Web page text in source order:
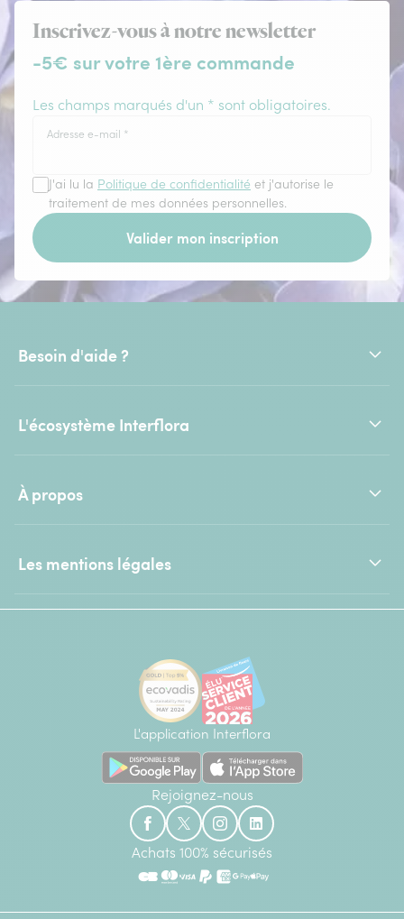
Inscrivez-vous à notre newsletter
-5€ sur votre 1ère commande
Les champs marqués d'un * sont obligatoires.
Adresse e-mail *
J'ai lu la Politique de confidentialité et j'autorise le
traitement de mes données personnelles.
Valider mon inscription
Besoin d'aide ?
L'écosystème Interflora
À propos
Les mentions légales
L'application Interflora
Rejoignez-nous
Achats 100% sécurisés